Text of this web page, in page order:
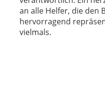
an alle Helfer, die den
hervorragend
vielmals.